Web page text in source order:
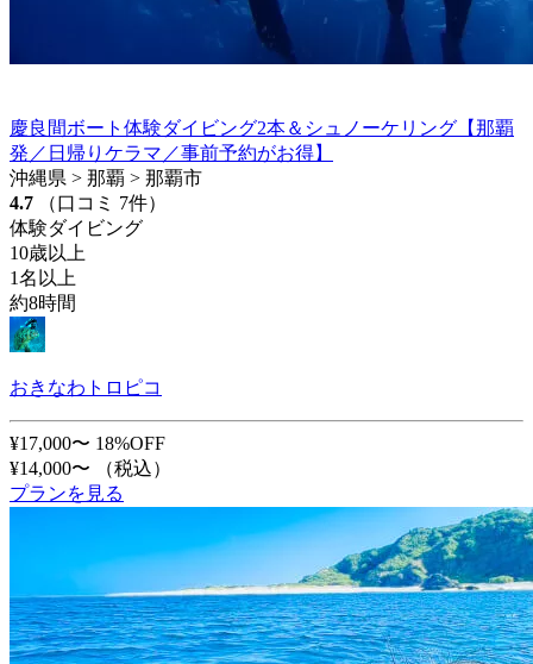
慶良間ボート体験ダイビング2本＆シュノーケリング【那覇
発／日帰りケラマ／事前予約がお得】
沖縄県 > 那覇 > 那覇市
4.7
（口コミ 7件）
体験ダイビング
10歳以上
1名以上
約8時間
おきなわトロピコ
¥17,000〜 18%OFF
¥14,000〜
（税込）
プランを見る